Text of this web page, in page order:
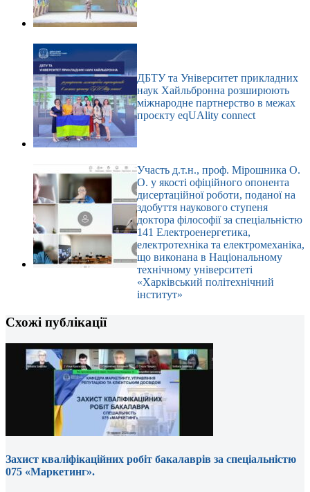
ДБТУ та Університет прикладних
наук Хайльбронна розширюють
міжнародне партнерство в межах
проєкту eqUAlity connect
Участь д.т.н., проф. Мірошника О.
О. у якості офіційного опонента
дисертаційної роботи, поданої на
здобуття наукового ступеня
доктора філософії за спеціальністю
141 Електроенергетика,
електротехніка та електромеханіка,
що виконана в Національному
технічному університеті
«Харківський політехнічний
інститут»
Схожі публікації
Захист кваліфікаційних робіт бакалаврів за спеціальністю
075 «Маркетинг».